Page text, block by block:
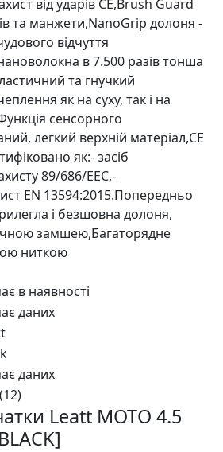
від ударів CE,Brush Guard
та манжети,NanoGrip долоня -
відчуття
в 7.500 разів тонша
та гнучкий
як на суху, так і на
сенсорного
легкий верхній матеріал,CE
як:- засіб
89/686/EEC,-
EN 13594:2015.Попередньо
і безшовна долоня,
замшею,Багаторядне
ниткою
в наявності
даних
даних
Leatt MOTO 4.5